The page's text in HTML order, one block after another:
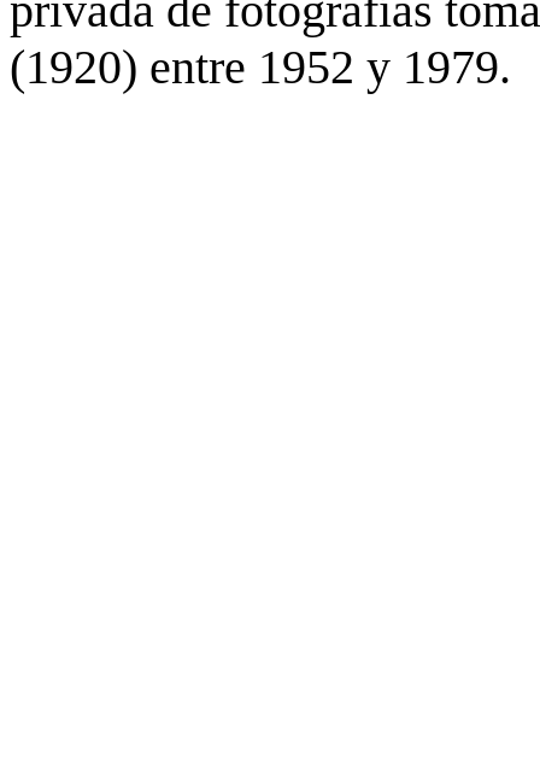
(1920) entre 1952 y 1979.